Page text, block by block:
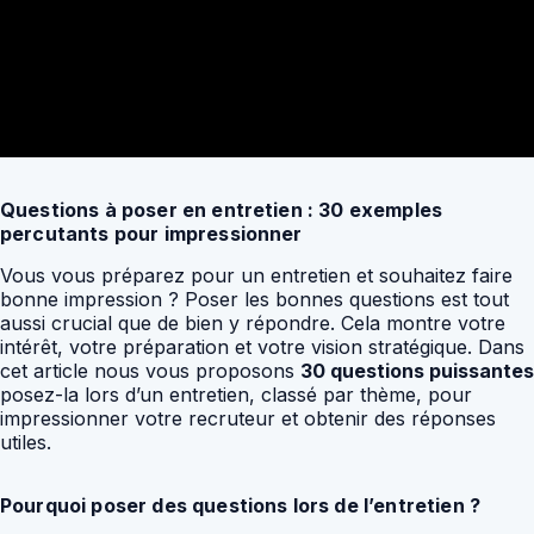
Questions à poser en entretien : 30 exemples
percutants pour impressionner
Vous vous préparez pour un entretien et souhaitez faire
bonne impression ? Poser les bonnes questions est tout
aussi crucial que de bien y répondre. Cela montre votre
intérêt, votre préparation et votre vision stratégique. Dans
cet article nous vous proposons 30 questions puissantes
posez-la lors d’un entretien, classé par thème, pour
impressionner votre recruteur et obtenir des réponses
utiles.
Pourquoi poser des questions lors de l’entretien ?